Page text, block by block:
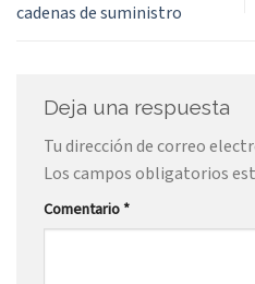
cadenas de suministro
Deja una respuesta
Tu dirección de correo
Los campos obligatorios
Comentario*